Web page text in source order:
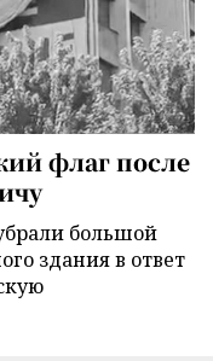
флаг после
большой
здания в ответ